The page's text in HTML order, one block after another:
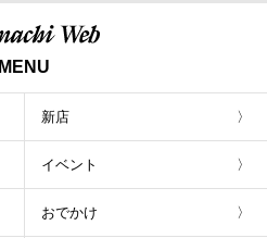
MENU
新店
イベント
おでかけ